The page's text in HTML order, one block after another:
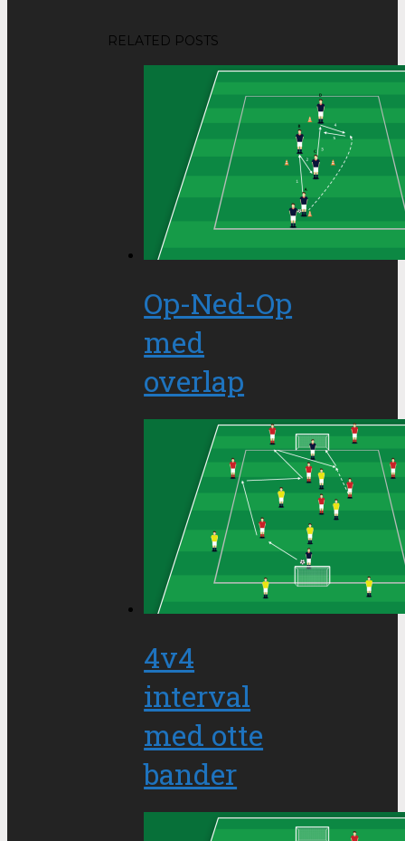
RELATED POSTS
Op-Ned-Op
med
overlap
4v4
interval
med otte
bander